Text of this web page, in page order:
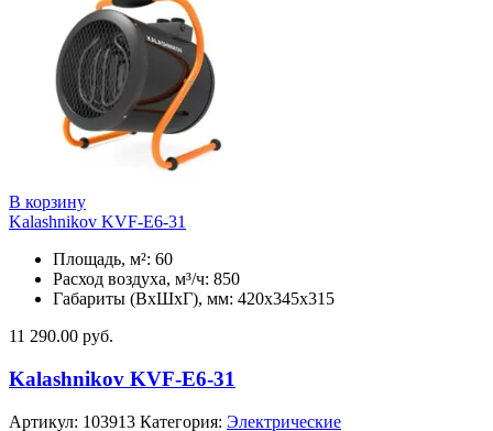
В корзину
Kalashnikov KVF-E6-31
Площадь, м²: 60
Расход воздуха, м³/ч: 850
Габариты (ВхШхГ), мм: 420x345x315
11 290.00 руб.
Kalashnikov KVF-E6-31
Артикул: 103913 Категория: Электрические